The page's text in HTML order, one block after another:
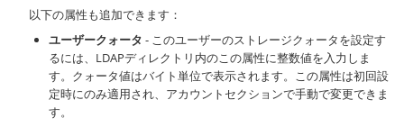
以下の属性も追加できます：
ユーザークォータ - このユーザーのストレージクォータを設定す
るには、LDAPディレクトリ内のこの属性に整数値を入力しま
す。クォータ値はバイト単位で表示されます。この属性は初回設
定時にのみ適用され、アカウントセクションで手動で変更できま
す。